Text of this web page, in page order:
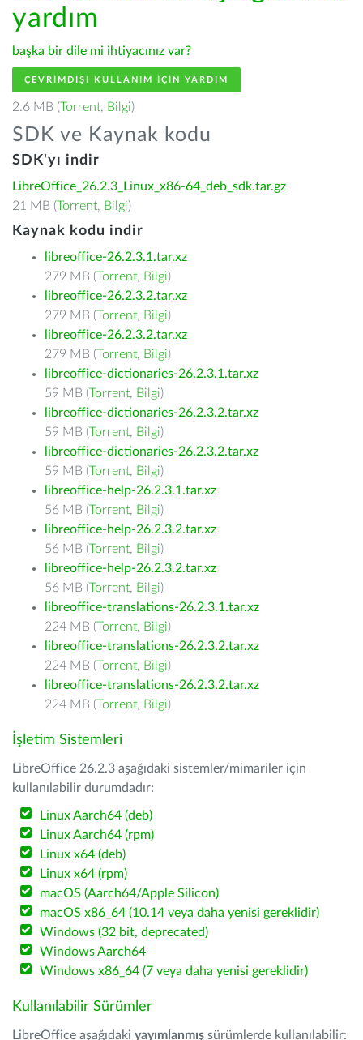
yardım
başka bir dile mi ihtiyacınız var?
ÇEVRIMDIŞI KULLANIM IÇIN YARDIM
2.6 MB (Torrent, Bilgi)
SDK ve Kaynak kodu
SDK'yı indir
LibreOffice_26.2.3_Linux_x86-64_deb_sdk.tar.gz
21 MB (Torrent, Bilgi)
Kaynak kodu indir
libreoffice-26.2.3.1.tar.xz
279 MB (Torrent, Bilgi)
libreoffice-26.2.3.2.tar.xz
279 MB (Torrent, Bilgi)
libreoffice-26.2.3.2.tar.xz
279 MB (Torrent, Bilgi)
libreoffice-dictionaries-26.2.3.1.tar.xz
59 MB (Torrent, Bilgi)
libreoffice-dictionaries-26.2.3.2.tar.xz
59 MB (Torrent, Bilgi)
libreoffice-dictionaries-26.2.3.2.tar.xz
59 MB (Torrent, Bilgi)
libreoffice-help-26.2.3.1.tar.xz
56 MB (Torrent, Bilgi)
libreoffice-help-26.2.3.2.tar.xz
56 MB (Torrent, Bilgi)
libreoffice-help-26.2.3.2.tar.xz
56 MB (Torrent, Bilgi)
libreoffice-translations-26.2.3.1.tar.xz
224 MB (Torrent, Bilgi)
libreoffice-translations-26.2.3.2.tar.xz
224 MB (Torrent, Bilgi)
libreoffice-translations-26.2.3.2.tar.xz
224 MB (Torrent, Bilgi)
İşletim Sistemleri
LibreOffice 26.2.3 aşağıdaki sistemler/mimariler için
kullanılabilir durumdadır:
Linux Aarch64 (deb)
Linux Aarch64 (rpm)
Linux x64 (deb)
Linux x64 (rpm)
macOS (Aarch64/Apple Silicon)
macOS x86_64 (10.14 veya daha yenisi gereklidir)
Windows (32 bit, deprecated)
Windows Aarch64
Windows x86_64 (7 veya daha yenisi gereklidir)
Kullanılabilir Sürümler
LibreOffice aşağıdaki yayımlanmış sürümlerde kullanılabilir: